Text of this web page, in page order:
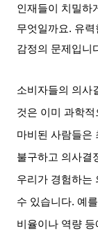
인재들이 치밀하
무엇일까요. 유력
감정의 문제입니
소비자들의 의사
것은 이미 과학
마비된 사람들은
불구하고 의사결
우리가 경험하는
수 있습니다.예
비율이나 역량